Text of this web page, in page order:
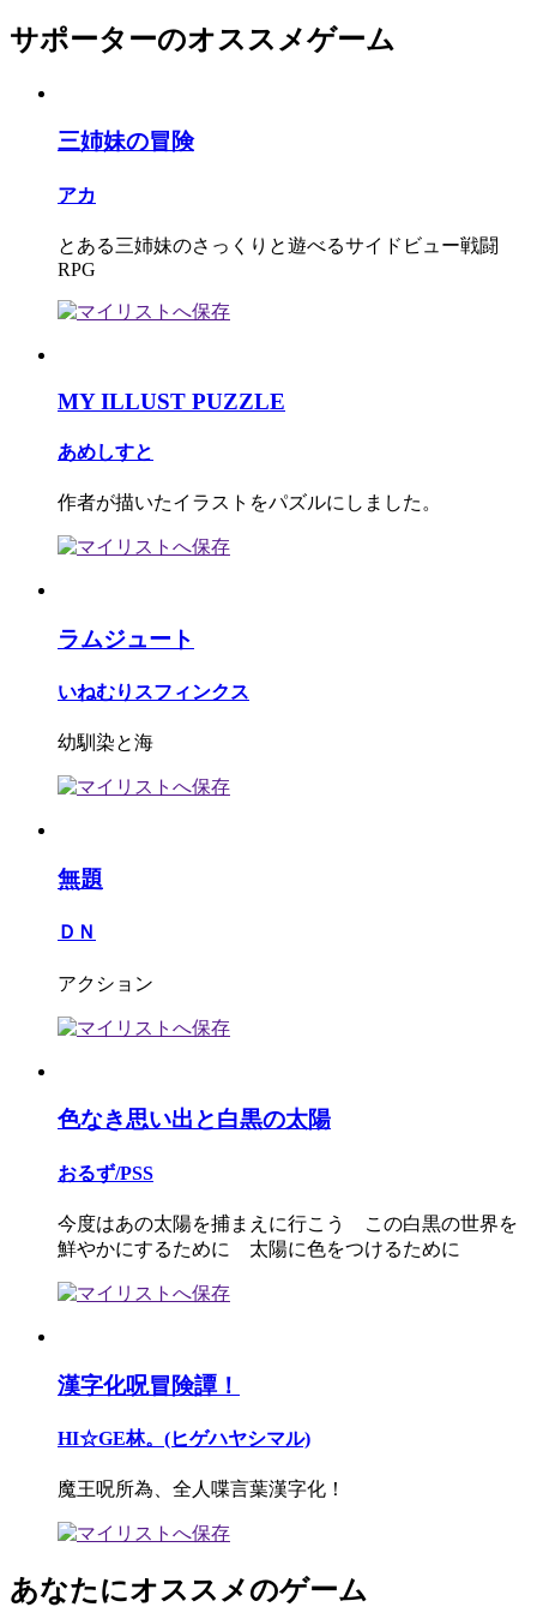
サポーターのオススメゲーム
三姉妹の冒険
アカ
とある三姉妹のさっくりと遊べるサイドビュー戦闘
RPG
MY ILLUST PUZZLE
あめしすと
作者が描いたイラストをパズルにしました。
ラムジュート
いねむりスフィンクス
幼馴染と海
無題
ＤＮ
アクション
色なき思い出と白黒の太陽
おるず/PSS
今度はあの太陽を捕まえに行こう この白黒の世界を
鮮やかにするために 太陽に色をつけるために
漢字化呪冒険譚！
HI☆GE林。(ヒゲハヤシマル)
魔王呪所為、全人喋言葉漢字化！
あなたにオススメのゲーム